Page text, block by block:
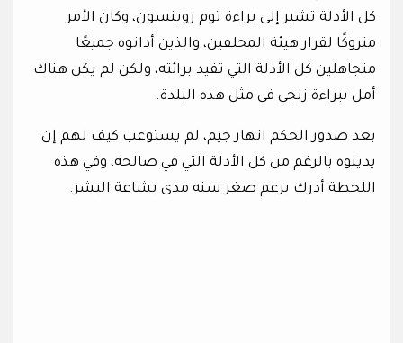
كل الأدلة تشير إلى براءة توم روبنسون، وكان الأمر
متروكًا لقرار هيئة المحلفين، والذين أدانوه جميعًا
متجاهلين كل الأدلة التي تفيد برائته، ولكن لم يكن هناك
أمل ببراءة زنجي في مثل هذه البلدة.
بعد صدور الحكم انهار جيم، لم يستوعب كيف لهم إن
يدينوه بالرغم من كل الأدلة التي في صالحه، وفي هذه
اللحظة أدرك برعم صغر سنه مدى بشاعة البشر.